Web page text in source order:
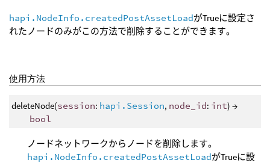
hapi.NodeInfo.createdPostAssetLoadがTrueに設定さ
れたノードのみがこの方法で削除することができます。
使用方法
deleteNode(session: hapi.Session, node_id: int) →
bool
ノードネットワークからノードを削除します。
hapi.NodeInfo.createdPostAssetLoadがTrueに設